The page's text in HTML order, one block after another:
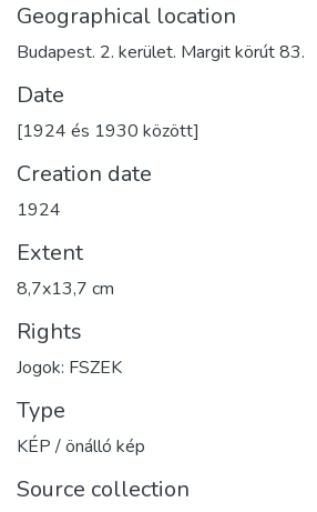
Geographical location
Budapest. 2. kerület. Margit körút 83.
Date
[1924 és 1930 között]
Creation date
1924
Extent
8,7x13,7 cm
Rights
Jogok: FSZEK
Type
KÉP / önálló kép
Source collection